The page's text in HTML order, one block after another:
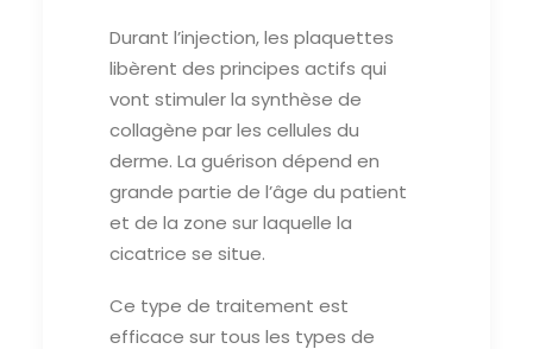
Durant l’injection, les plaquettes
libèrent des principes actifs qui
vont stimuler la synthèse de
collagène par les cellules du
derme. La guérison dépend en
grande partie de l’âge du patient
et de la zone sur laquelle la
cicatrice se situe.
Ce type de traitement est
efficace sur tous les types de